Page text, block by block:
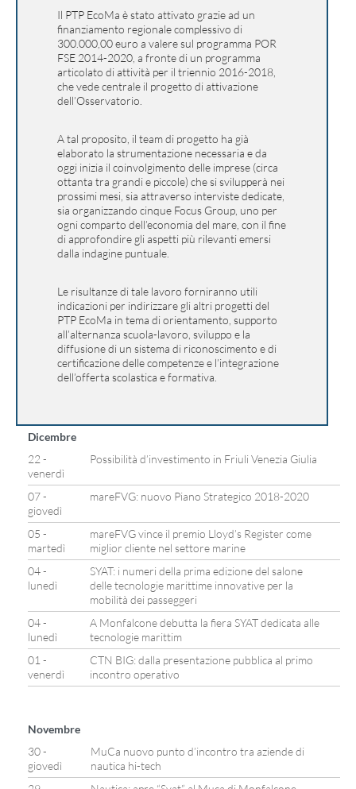
Il PTP EcoMa è stato attivato grazie ad un
finanziamento regionale complessivo di
300.000,00 euro a valere sul programma POR
FSE 2014-2020, a fronte di un programma
articolato di attività per il triennio 2016-2018,
che vede centrale il progetto di attivazione
dell’Osservatorio.
A tal proposito, il team di progetto ha già
elaborato la strumentazione necessaria e da
oggi inizia il coinvolgimento delle imprese (circa
ottanta tra grandi e piccole) che si svilupperà nei
prossimi mesi, sia attraverso interviste dedicate,
sia organizzando cinque Focus Group, uno per
ogni comparto dell’economia del mare, con il fine
di approfondire gli aspetti più rilevanti emersi
dalla indagine puntuale.
Le risultanze di tale lavoro forniranno utili
indicazioni per indirizzare gli altri progetti del
PTP EcoMa in tema di orientamento, supporto
all’alternanza scuola-lavoro, sviluppo e la
diffusione di un sistema di riconoscimento e di
certificazione delle competenze e l’integrazione
dell’offerta scolastica e formativa.
Dicembre
22 -
venerdì
Possibilità d’investimento in Friuli Venezia Giulia
07 -
giovedì
mareFVG: nuovo Piano Strategico 2018-2020
05 -
martedì
mareFVG vince il premio Lloyd’s Register come
miglior cliente nel settore marine
04 -
lunedì
SYAT: i numeri della prima edizione del salone
delle tecnologie marittime innovative per la
mobilità dei passeggeri
04 -
lunedì
A Monfalcone debutta la fiera SYAT dedicata alle
tecnologie marittim
01 -
venerdì
CTN BIG: dalla presentazione pubblica al primo
incontro operativo
Novembre
30 -
giovedì
MuCa nuovo punto d’incontro tra aziende di
nautica hi-tech